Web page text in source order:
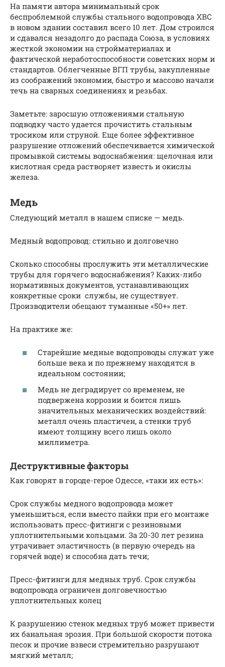
На памяти автора минимальный срок
беспроблемной службы стального водопровода ХВС
в новом здании составил всего 10 лет. Дом строился
и сдавался незадолго до распада Союза, в условиях
жесткой экономии на стройматериалах и
фактической неработоспособности советских норм и
стандартов. Облегченные ВГП трубы, закупленные
из соображений экономии, быстро и массово начали
течь на сварных соединениях и резьбах.
Заметьте: заросшую отложениями стальную
подводку часто удается прочистить стальным
тросиком или струной. Еще более эффективное
разрушение отложений обеспечивается химической
промывкой системы водоснабжения: щелочная или
кислотная среда растворяет известь и окислы
железа.
Медь
Следующий металл в нашем списке — медь.
Медный водопровод: стильно и долговечно
Сколько способны прослужить эти металлические
трубы для горячего водоснабжения? Каких-либо
нормативных документов, устанавливающих
конкретные сроки службы, не существует.
Производители обещают туманные «50+» лет.
На практике же:
Старейшие медные водопроводы служат уже
больше века и по прежнему находятся в
идеальном состоянии;
Медь не деградирует со временем, не
подвержена коррозии и боится лишь
значительных механических воздействий:
металл очень пластичен, а стенки труб
имеют толщину всего лишь около
миллиметра.
Деструктивные факторы
Как говорят в городе-герое Одессе, «таки их есть»:
Срок службы медного водопровода может
уменьшиться, если вместо пайки при его монтаже
использовать пресс-фитинги с резиновыми
уплотнительными кольцами. За 20-30 лет резина
утрачивает эластичность (в первую очередь на
горячей воде) и способна дать течи;
Пресс-фитинги для медных труб. Срок службы
водопровода ограничен долговечностью
уплотнительных колец
К разрушению стенок медных труб может привести
их банальная эрозия. При большой скорости потока
песок и прочие взвеси стремительно разрушают
мягкий металл;